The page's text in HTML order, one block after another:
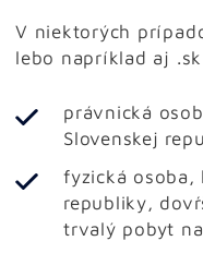
V niektorých
lebo napríklad aj
právnická
Slovenskej
fyzická osoba,
republiky,
trvalý pobyt